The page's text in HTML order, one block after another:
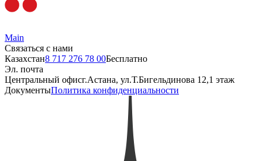
Main
Связаться с нами
Казахстан8 717 276 78 00Бесплатно
Эл. почта
Центральный офисг.Астана, ул.Т.Бигельдинова 12,1 этаж
ДокументыПолитика конфиденциальности